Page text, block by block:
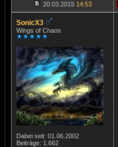
20.03.2015 14:53
SonicX3
Wings of Chaos
Dabei seit: 01.06.2002
Beiträge: 1.662